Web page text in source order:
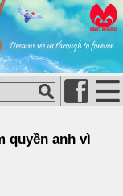
quyền anh vì